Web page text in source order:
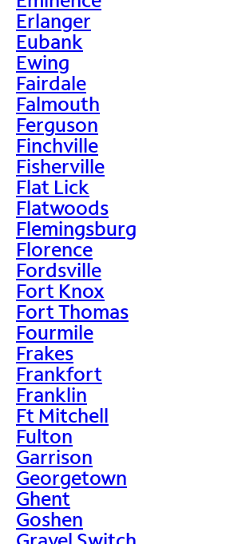
Erlanger
Eubank
Ewing
Fairdale
Falmouth
Ferguson
Finchville
Fisherville
Flat Lick
Flatwoods
Flemingsburg
Florence
Fordsville
Fort Knox
Fort Thomas
Fourmile
Frakes
Frankfort
Franklin
Ft Mitchell
Fulton
Garrison
Georgetown
Ghent
Goshen